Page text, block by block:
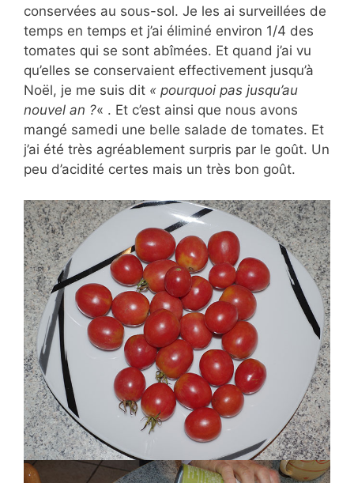
conservées au sous-sol. Je les ai surveillées de
temps en temps et j’ai éliminé environ 1/4 des
tomates qui se sont abîmées. Et quand j’ai vu
qu’elles se conservaient effectivement jusqu’à
Noël, je me suis dit « pourquoi pas jusqu’au
nouvel an ?« . Et c’est ainsi que nous avons
mangé samedi une belle salade de tomates. Et
j’ai été très agréablement surpris par le goût. Un
peu d’acidité certes mais un très bon goût.